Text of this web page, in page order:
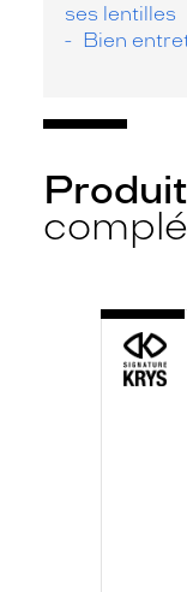
ses lentilles
Bien
-
S.K
MULTI
350ML